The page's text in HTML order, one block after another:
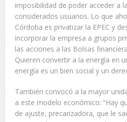
imposibilidad de poder acceder a
considerados usuarios. Lo que
Córdoba es privatizar la EPEC y
incorporar la empresa a grupos
las acciones a las Bolsas
Quieren convertir a la energía en
energía es un bien social y un
También convocó a la mayor
a este modelo económico: “Hay
de ajuste, precarizadora, que le